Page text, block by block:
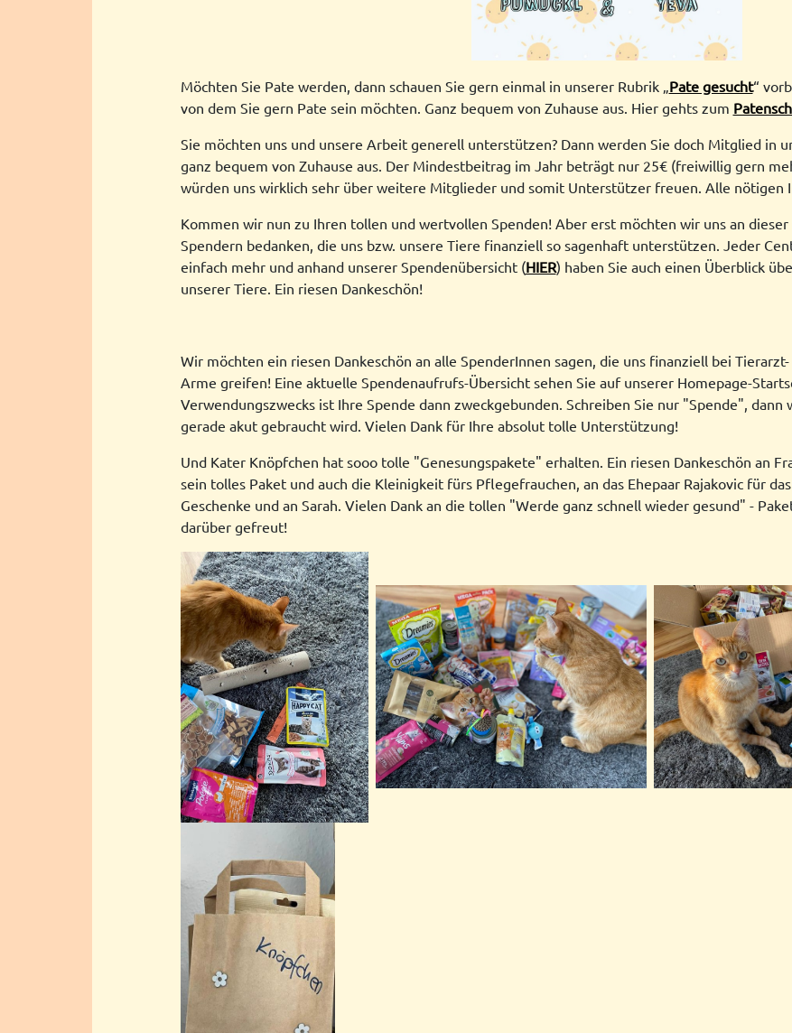
Möchten Sie Pate werden, dann schauen Sie gern einmal in unserer Rubrik „ Pate gesucht“
von dem Sie gern Pate sein möchten. Ganz bequem von Zuhause aus. Hier gehts zum
Sie möchten uns und unsere Arbeit generell unterstützen? Dann werden Sie doch Mitglied in
ganz bequem von Zuhause aus. Der Mindestbeitrag im Jahr beträgt nur 25€ (freiwillig gern
würden uns wirklich sehr über weitere Mitglieder und somit Unterstützer freuen. Alle nötigen
Kommen wir nun zu Ihren tollen und wertvollen Spenden! Aber erst möchten wir uns an
Spendern bedanken, die uns bzw. unsere Tiere finanziell so sagenhaft unterstützen. Jeder
einfach mehr und anhand unserer Spendenübersicht (HIER) haben Sie auch einen Überblick
unserer Tiere. Ein riesen Dankeschön!
Wir möchten ein riesen Dankeschön an alle SpenderInnen sagen, die uns finanziell bei
Arme greifen! Eine aktuelle Spendenaufrufs-Übersicht sehen Sie auf unserer Homepage-
Verwendungszwecks ist Ihre Spende dann zweckgebunden. Schreiben Sie nur "Spende",
gerade akut gebraucht wird. Vielen Dank für Ihre absolut tolle Unterstützung!
Und Kater Knöpfchen hat sooo tolle "Genesungspakete" erhalten. Ein riesen Dankeschön an
sein tolles Paket und auch die Kleinigkeit fürs Pflegefrauchen, an das Ehepaar Rajakovic für
Geschenke und an Sarah. Vielen Dank an die tollen "Werde ganz schnell wieder gesund" -
darüber gefreut!